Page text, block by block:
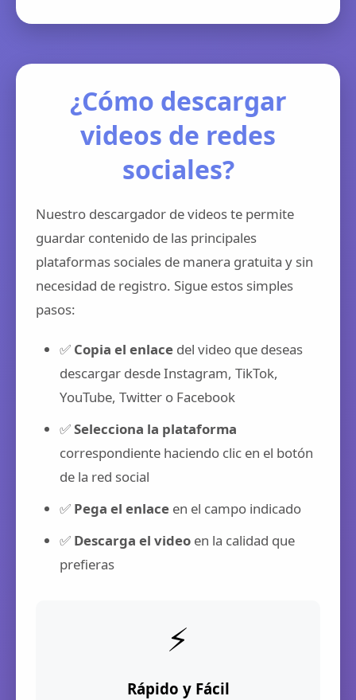
¿Cómo descargar
videos de redes
sociales?
Nuestro descargador de videos te permite
guardar contenido de las principales
plataformas sociales de manera gratuita y sin
necesidad de registro. Sigue estos simples
pasos:
✅ Copia el enlace del video que deseas
descargar desde Instagram, TikTok,
YouTube, Twitter o Facebook
✅Selecciona la plataforma
correspondiente haciendo clic en el botón
de la red social
✅ Pega el enlace en el campo indicado
✅ Descarga el video en la calidad que
prefieras
⚡
Rápido y Fácil